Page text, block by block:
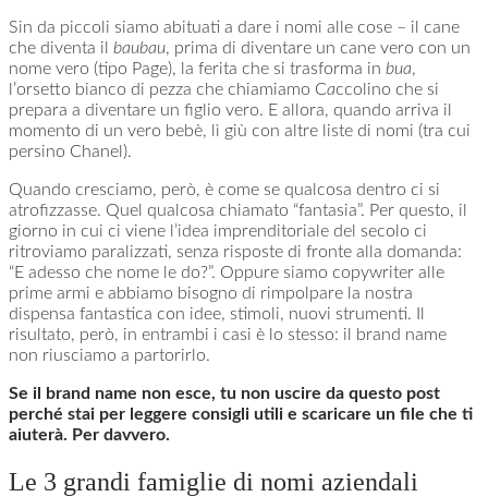
Sin da piccoli siamo abituati a dare i nomi alle cose – il cane
che diventa il baubau, prima di diventare un cane vero con un
nome vero (tipo Page), la ferita che si trasforma in bua,
l’orsetto bianco di pezza che chiamiamo Caccolino che si
prepara a diventare un figlio vero. E allora, quando arriva il
momento di un vero bebè, lì giù con altre liste di nomi (tra cui
persino Chanel).
Quando cresciamo, però, è come se qualcosa dentro ci si
atrofizzasse. Quel qualcosa chiamato “fantasia”. Per questo, il
giorno in cui ci viene l’idea imprenditoriale del secolo ci
ritroviamo paralizzati, senza risposte di fronte alla domanda:
“E adesso che nome le do?”. Oppure siamo copywriter alle
prime armi e abbiamo bisogno di rimpolpare la nostra
dispensa fantastica con idee, stimoli, nuovi strumenti. Il
risultato, però, in entrambi i casi è lo stesso: il brand name
non riusciamo a partorirlo.
Se il brand name non esce, tu non uscire da questo post
perché stai per leggere consigli utili e scaricare un file che ti
aiuterà. Per davvero.
Le 3 grandi famiglie di nomi aziendali